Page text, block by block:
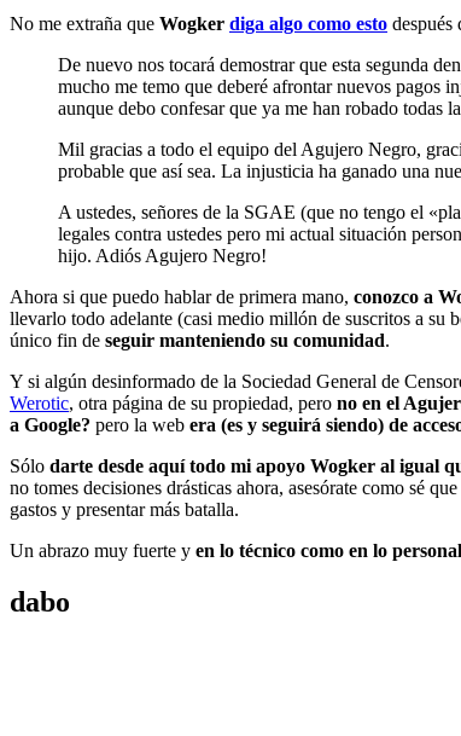
No me extraña que Wogker diga algo como esto después
De nuevo nos tocará demostrar que esta segunda
mucho me temo que deberé afrontar nuevos pagos
aunque debo confesar que ya me han robado todas
Mil gracias a todo el equipo del Agujero Negro,
probable que así sea. La injusticia ha ganado una
A ustedes, señores de la SGAE (que no tengo el
legales contra ustedes pero mi actual situación
hijo. Adiós Agujero Negro!
Ahora si que puedo hablar de primera mano, conozco a
llevarlo todo adelante (casi medio millón de suscritos a su
único fin de seguir manteniendo su comunidad.
Y si algún desinformado de la Sociedad General de
Werotic, otra página de su propiedad, pero no en el
a Google? pero la web era (es y seguirá siendo) de
Sólo darte desde aquí todo mi apoyo Wogker al igual
no tomes decisiones drásticas ahora, asesórate como sé
gastos y presentar más batalla.
Un abrazo muy fuerte y en lo técnico como en lo personal
dabo